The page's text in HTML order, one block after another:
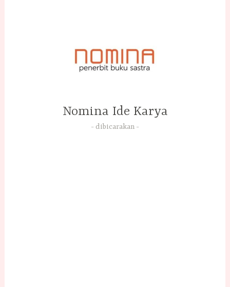
Nomina Ide Karya
dibicarakan